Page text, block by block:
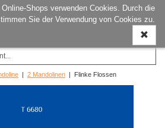
Shops verwenden Cookies. Durch die
Sie der Verwendung von Cookies zu.
ein-/
| 2 Mandolinen | Flinke Flossen